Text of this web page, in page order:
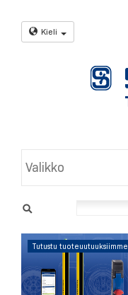
Kieli
Valikko
Tutustu